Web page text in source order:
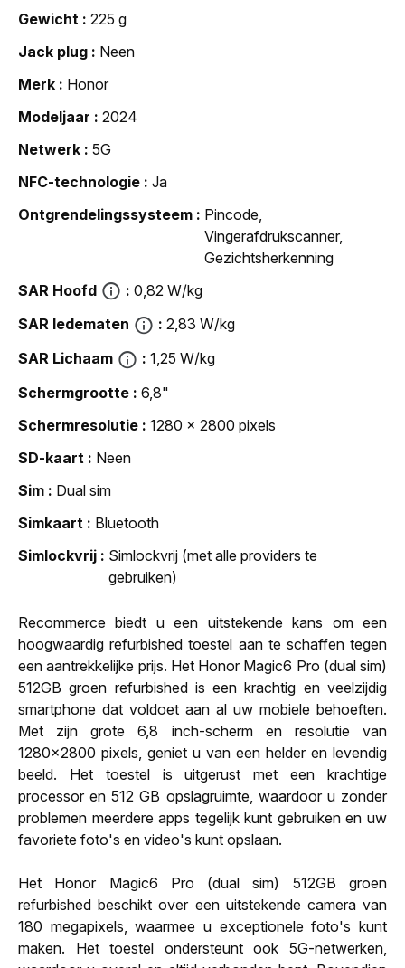
Gewicht
225 g
Jack plug
Neen
Merk
Honor
Modeljaar
2024
Netwerk
5G
NFC-technologie
Ja
Ontgrendelingssysteem
Pincode,
Vingerafdrukscanner,
Gezichtsherkenning
SAR Hoofd
0,82 W/kg
SAR ledematen
2,83 W/kg
SAR Lichaam
1,25 W/kg
Schermgrootte
6,8"
Schermresolutie
1280 x 2800 pixels
SD-kaart
Neen
Sim
Dual sim
Simkaart
Bluetooth
Simlockvrij
Simlockvrij (met alle providers te
gebruiken)
Recommerce biedt u een uitstekende kans om een
hoogwaardig refurbished toestel aan te schaffen tegen
een aantrekkelijke prijs. Het Honor Magic6 Pro (dual sim)
512GB groen refurbished is een krachtig en veelzijdig
smartphone dat voldoet aan al uw mobiele behoeften.
Met zijn grote 6,8 inch-scherm en resolutie van
1280x2800 pixels, geniet u van een helder en levendig
beeld. Het toestel is uitgerust met een krachtige
processor en 512 GB opslagruimte, waardoor u zonder
problemen meerdere apps tegelijk kunt gebruiken en uw
favoriete foto's en video's kunt opslaan.
Het Honor Magic6 Pro (dual sim) 512GB groen
refurbished beschikt over een uitstekende camera van
180 megapixels, waarmee u exceptionele foto's kunt
maken. Het toestel ondersteunt ook 5G-netwerken,